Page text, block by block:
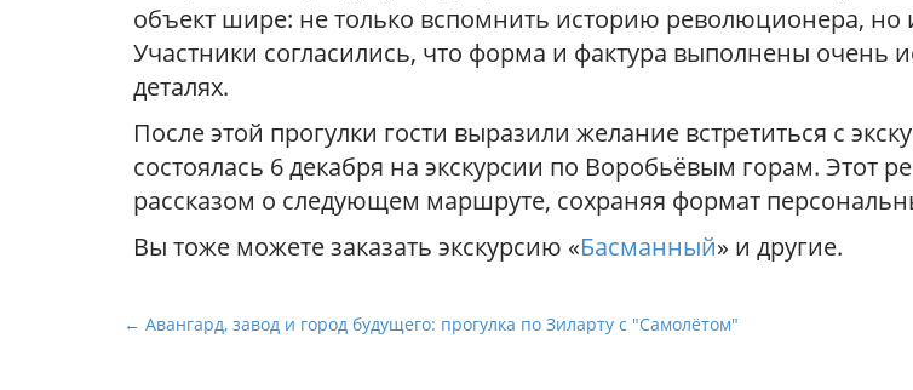
объект шире: не только вспомнить историю революционера, но
Участники согласились, что форма и фактура выполнены очень
деталях.
После этой прогулки гости выразили желание встретиться с
состоялась 6 декабря на экскурсии по Воробьёвым горам. Этот
рассказом о следующем маршруте, сохраняя формат
Вы тоже можете заказать экскурсию «Басманный» и другие.
Н
← Авангард, завод и город будущего: прогулка по Зиларту с "Самолётом"